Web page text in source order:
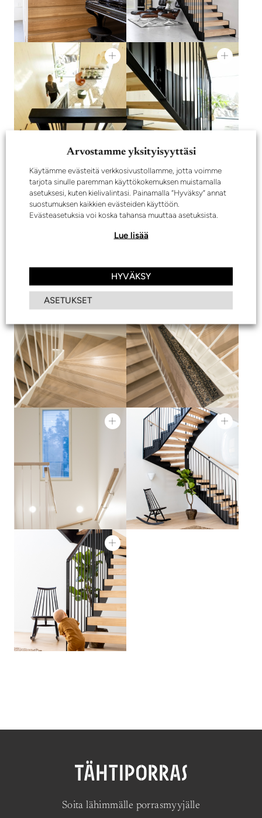
Soita lähimmälle porrasmyyjälle
Arvostamme yksityisyyttäsi
Käytämme evästeitä verkkosivustollamme, jotta voimme
tarjota sinulle paremman käyttökokemuksen muistamalla
asetuksesi, kuten kielivalintasi. Painamalla “Hyväksy” annat
suostumuksen kaikkien evästeiden käyttöön.
Evästeasetuksia voi koska tahansa muuttaa asetuksista.
Lue lisää
HYVÄKSY
ASETUKSET